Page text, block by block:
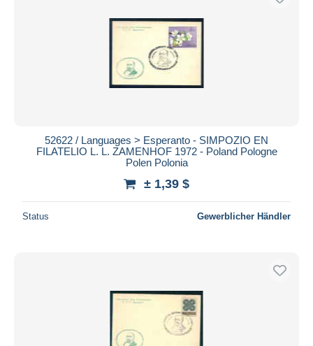
52622 / Languages > Esperanto - SIMPOZIO EN
FILATELIO L. L. ZAMENHOF 1972 - Poland Pologne
Polen Polonia
± 1,39 $
Status Gewerblicher Händler